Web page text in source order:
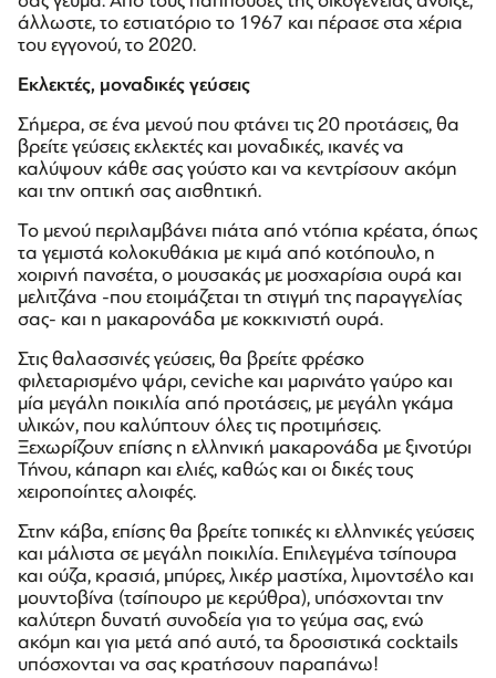
άλλωστε, το εστιατόριο το 1967 και πέρασε στα χέρια
του εγγονού, το 2020.
Εκλεκτές, μοναδικές γεύσεις
Σήμερα, σε ένα μενού που φτάνει τις 20 προτάσεις, θα
βρείτε γεύσεις εκλεκτές και μοναδικές, ικανές να
καλύψουν κάθε σας γούστο και να κεντρίσουν ακόμη
και την οπτική σας αισθητική.
Το μενού περιλαμβάνει πιάτα από ντόπια κρέατα, όπως
τα γεμιστά κολοκυθάκια με κιμά από κοτόπουλο, η
χοιρινή πανσέτα, ο μουσακάς με μοσχαρίσια ουρά και
μελιτζάνα -που ετοιμάζεται τη στιγμή της παραγγελίας
σας- και η μακαρονάδα με κοκκινιστή ουρά.
Στις θαλασσινές γεύσεις, θα βρείτε φρέσκο
φιλεταρισμένο ψάρι, ceviche και μαρινάτο γαύρο και
μία μεγάλη ποικιλία από προτάσεις, με μεγάλη γκάμα
υλικών, που καλύπτουν όλες τις προτιμήσεις.
Ξεχωρίζουν επίσης η ελληνική μακαρονάδα με ξινοτύρι
Τήνου, κάπαρη και ελιές, καθώς και οι δικές τους
χειροποίητες αλοιφές.
Στην κάβα, επίσης θα βρείτε τοπικές κι ελληνικές γεύσεις
και μάλιστα σε μεγάλη ποικιλία. Επιλεγμένα τσίπουρα
και ούζα, κρασιά, μπύρες, λικέρ μαστίχα, λιμοντσέλο και
μουντοβίνα (τσίπουρο με κερύθρα), υπόσχονται την
καλύτερη δυνατή συνοδεία για το γεύμα σας, ενώ
ακόμη και για μετά από αυτό, τα δροσιστικά cocktails
υπόσχονται να σας κρατήσουν παραπάνω!